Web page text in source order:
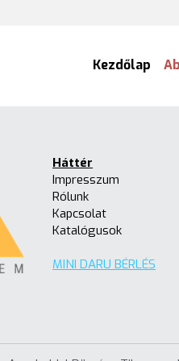
Kezdőlap
Háttér
Impresszum
Rólunk
Kapcsolat
Katalógusok
MINI DARU BÉRLÉS